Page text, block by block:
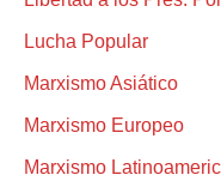
Lucha Popular
Marxismo Asiático
Marxismo Europeo
Marxismo